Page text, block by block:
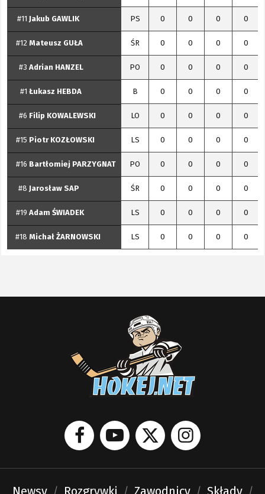
#11 Jakub GAWLIK PS 0 0 0 0
#12 Mateusz GUŁA ŚR 0 0 0 0
#3 Adrian HANZEL PO 0 0 0 0
#1 Łukasz HEBDA B 0 0 0 0
#6 Filip KOWALEWSKI LO 0 0 0 0
#15 Piotr KOZŁOWSKI LS 0 0 0 0
#16 Bartłomiej PARZYGNAT PO 0 0 0 0
#8 Jarosław SAP ŚR 0 0 0 0
#19 Adam ŚWIADEK LS 0 0 0 0
#18 Michał ŻARNOWSKI LS 0 0 0 0
Newsy Rozgrywki Zawodnicy Składy